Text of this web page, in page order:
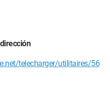
telecharger/utilitaires/56